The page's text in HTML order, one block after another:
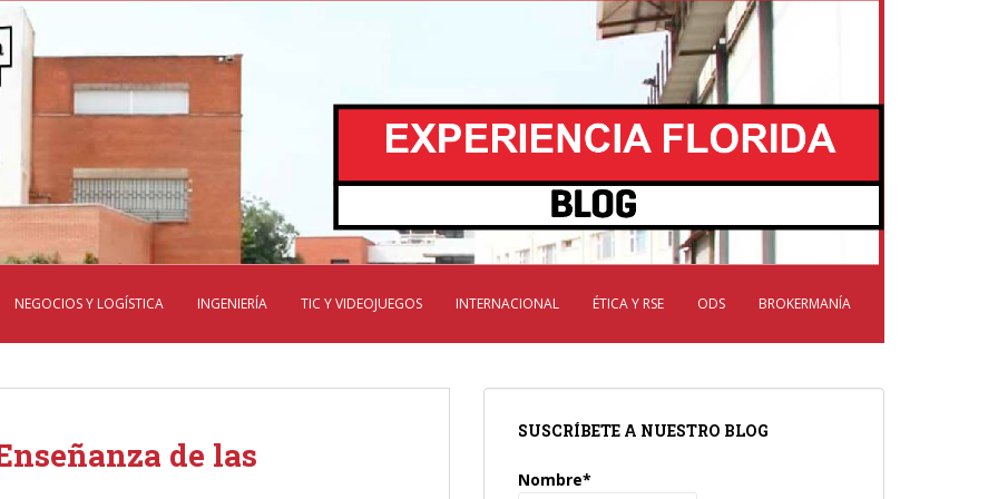
NEGOCIOS Y LOGÍSTICA INGENIERÍA TIC Y VIDEOJUEGOS INTERNACIONAL ÉTICA Y RSE ODS BROKERMANÍA
de las
SUSCRÍBETE A NUESTRO BLOG
Nombre*